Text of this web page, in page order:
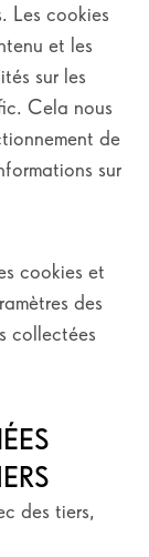
Les cookies
et les
sur les
Cela nous
de
sur
cookies et
des
collectées
des tiers,